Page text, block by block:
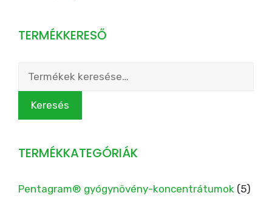
TERMÉKKERESŐ
Keresés
következőre:
Keresés
TERMÉKKATEGÓRIÁK
Pentagram® gyógynövény-koncentrátumok (5)